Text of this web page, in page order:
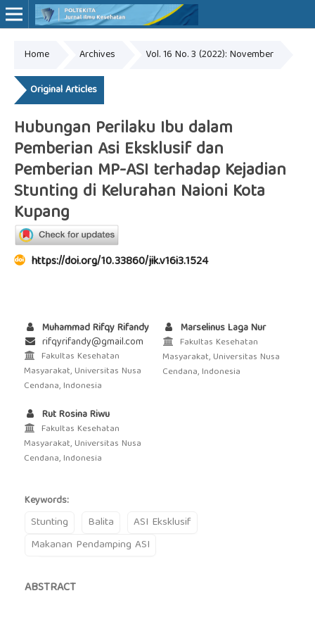
Online ISSN: 2527-7170
Home Archives Vol. 16 No. 3 (2022): November
Original Articles
Hubungan Perilaku Ibu dalam
Pemberian Asi Eksklusif dan
Pemberian MP-ASI terhadap Kejadian
Stunting di Kelurahan Naioni Kota
Kupang
https://doi.org/10.33860/jik.v16i3.1524
Muhammad Rifqy Rifandy
rifqyrifandy@gmail.com
Fakultas Kesehatan
Masyarakat, Universitas Nusa
Cendana, Indonesia
Marselinus Laga Nur
Fakultas Kesehatan
Masyarakat, Universitas Nusa
Cendana, Indonesia
Rut Rosina Riwu
Fakultas Kesehatan
Masyarakat, Universitas Nusa
Cendana, Indonesia
Keywords:
Stunting Balita
ASI Eksklusif
Makanan Pendamping ASI
ABSTRACT